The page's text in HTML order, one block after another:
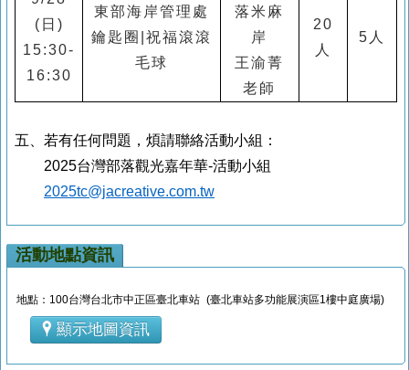
( 日 )
15:30-
16:30
東部海岸管理處
鑰匙圈 祝福滾滾
毛球
落米麻
岸
王渝菁
老師
20
人
5 人
五、 若有任何問題，煩請聯絡活動小組：
2025台灣部落觀光嘉年華-活動小組
2025tc@jacreative.com.tw
活動地點資訊
地點：100台灣台北市中正區臺北車站 (臺北車站多功能展演區1樓中庭廣場)
顯示地圖資訊